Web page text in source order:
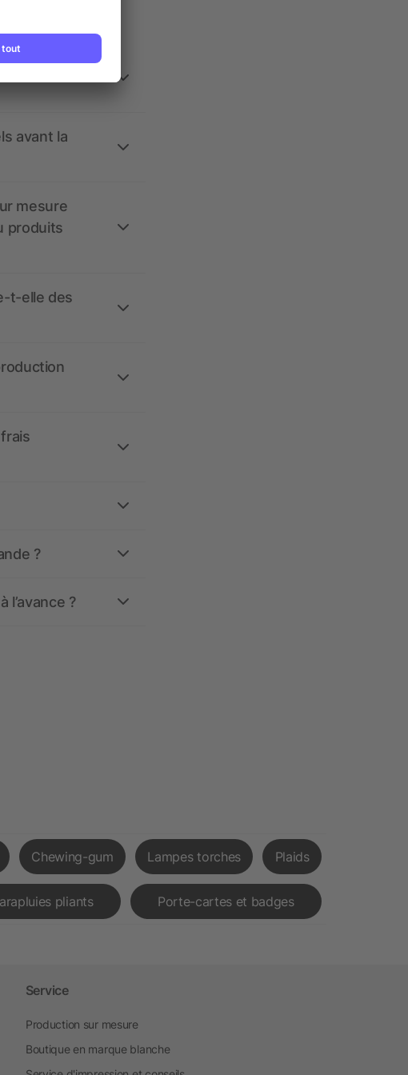
avant la
mesure
produits
t-elle des
?
l’avance ?
Chewing-gum Lampes torches Plaids
pliants Porte-cartes et badges
Service
Production sur mesure
Boutique en marque blanche